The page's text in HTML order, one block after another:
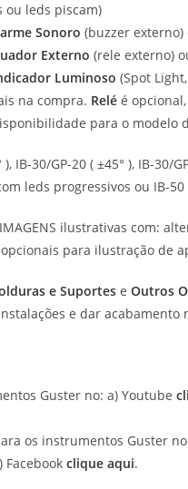
ou leds piscam)
Sonoro (buzzer externo)
Externo (rele externo)
Luminoso (Spot
na compra. Relé é
para o modelo
IB-30/GP-20 ( ±45° ), IB-30/
leds progressivos ou IB-
ilustrativas com:
para ilustração de
e Suportes e Outros
e dar acabamento
Guster no: a) Youtube
os instrumentos Guster
Facebook clique aqui.